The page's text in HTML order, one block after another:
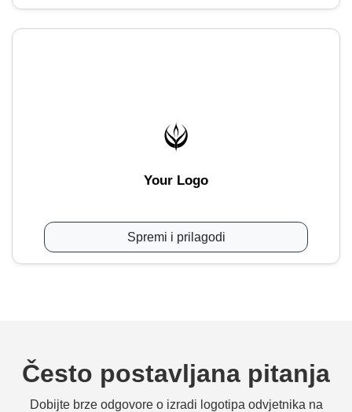
Your Logo
Spremi i prilagodi
Često postavljana pitanja
Dobijte brze odgovore o izradi logotipa odvjetnika na